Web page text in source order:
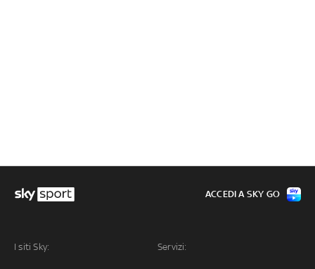
I siti Sky: Servizi:
ACCEDI A SKY GO